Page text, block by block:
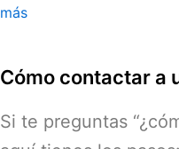
más
Cómo contactar a
Si te preguntas